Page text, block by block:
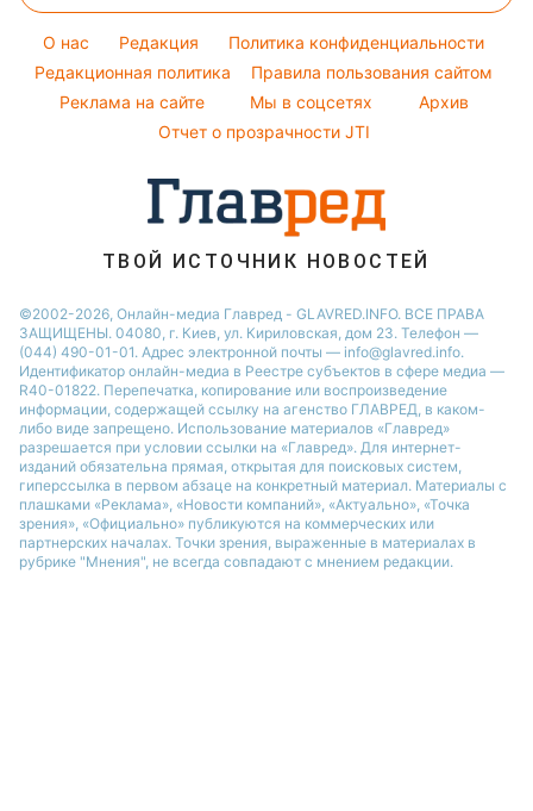
Новости Сум
Новости Черкассы
Новости Ровно
Виталий Козловский
Потап
София Ротару
Ольга Сумская
Красивый маникюр
Народные приметы
Все о шоу-бизнесе
Простые блюда
Легкие десерты
Напитки
Праздничное меню
O нас Редакция
Политика конфиденциальности
Редакционная политика
Правила пользования сайтом
Реклама на сайте
Мы в соцсетях
Архив
Отчет о прозрачности JTI
ТВОЙ ИСТОЧНИК НОВОСТЕЙ
©2002-2026, Онлайн-медиа Главред - GLAVRED.INFO. ВСЕ ПРАВА
ЗАЩИЩЕНЫ. 04080, г. Киев, ул. Кириловская, дом 23. Телефон —
(044) 490-01-01. Адрес электронной почты — info@glavred.info.
Идентификатор онлайн-медиа в Реестре cубъектов в сфере медиа —
R40-01822. Перепечатка, копирование или воспроизведение
информации, содержащей ссылку на агенство ГЛАВРЕД, в каком-
либо виде запрещено. Использование материалов «Главред»
разрешается при условии ссылки на «Главред». Для интернет-
изданий обязательна прямая, открытая для поисковых систем,
гиперссылка в первом абзаце на конкретный материал. Материалы с
плашками «Реклама», «Новости компаний», «Актуально», «Точка
зрения», «Официально» публикуются на коммерческих или
партнерских началах. Точки зрения, выраженные в материалах в
рубрике "Мнения", не всегда совпадают с мнением редакции.